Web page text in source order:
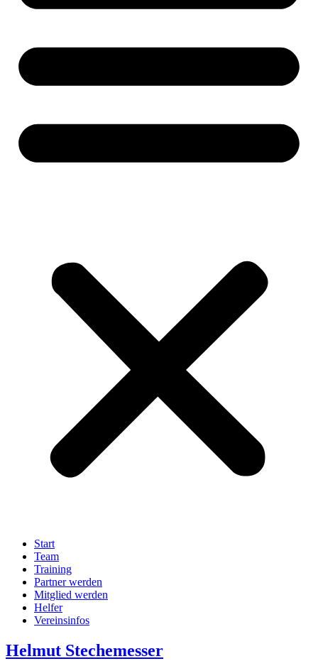
Start
Team
Training
Partner werden
Mitglied werden
Helfer
Vereinsinfos
Helmut Stechemesser